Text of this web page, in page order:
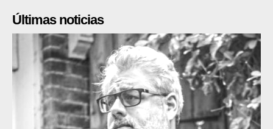
Últimas noticias